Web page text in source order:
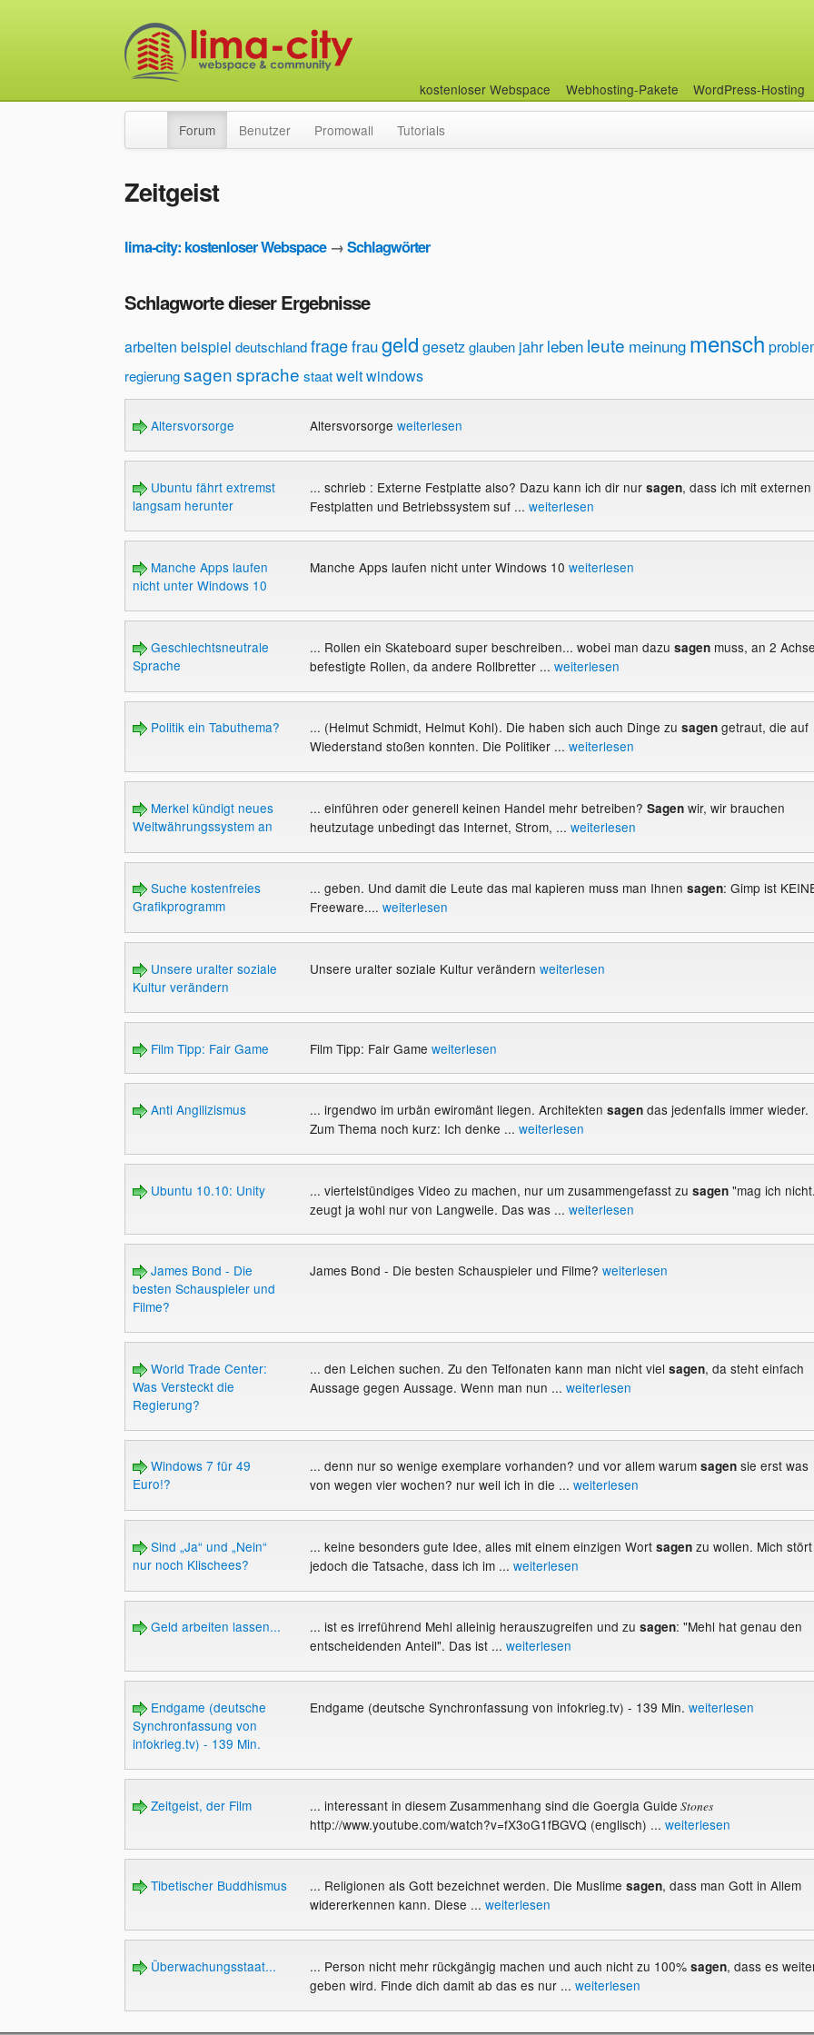
kostenloser Webspace Webhosting-Pakete WordPress-Hosting
Forum Benutzer Promowall Tutorials
Zeitgeist
lima-city: kostenloser Webspace→Schlagwörter
Schlagworte dieser Ergebnisse
arbeiten beispiel deutschlandfragefraugeld gesetzglauben jahr leben leute meinung mensch
regierungsagensprache staatweltwindows
Altersvorsorge Altersvorsorge weiterlesen
Ubuntu fährt extremst
langsam herunter
... schrieb : Externe Festplatte also? Dazu kann ich dir nursagen, dass ich mit externen
Festplatten und Betriebssystem suf ... weiterlesen
Manche Apps laufen
nicht unter Windows 10
Manche Apps laufen nicht unter Windows 10 weiterlesen
Geschlechtsneutrale
Sprache
... Rollen ein Skateboard super beschreiben... wobei man dazu sagenmuss, an 2
befestigte Rollen, da andere Rollbretter ... weiterlesen
Politik ein Tabuthema? ... (Helmut Schmidt, Helmut Kohl). Die haben sich auch Dinge zu sagengetraut, die auf
Wiederstand stoßen konnten. Die Politiker ... weiterlesen
Merkel kündigt neues
Weltwährungssystem an
... einführen oder generell keinen Handel mehr betreiben? Sagenwir, wir brauchen
heutzutage unbedingt das Internet, Strom, ... weiterlesen
Suche kostenfreies
Grafikprogramm
... geben. Und damit die Leute das mal kapieren muss man Ihnen sagen: Gimp ist
Freeware.... weiterlesen
Unsere uralter soziale
Kultur verändern
Unsere uralter soziale Kultur verändern weiterlesen
Film Tipp: Fair Game Film Tipp: Fair Game weiterlesen
Anti Angilizismus ... irgendwo im urbän ewiromänt liegen. Architekten sagendas jedenfalls immer wieder.
Zum Thema noch kurz: Ich denke ... weiterlesen
Ubuntu 10.10: Unity ... viertelstündiges Video zu machen, nur um zusammengefasst zu sagen"mag ich
zeugt ja wohl nur von Langweile. Das was ... weiterlesen
James Bond - Die
besten Schauspieler und
Filme?
James Bond - Die besten Schauspieler und Filme? weiterlesen
World Trade Center:
Was Versteckt die
Regierung?
... den Leichen suchen. Zu den Telfonaten kann man nicht viel sagen, da steht einfach
Aussage gegen Aussage. Wenn man nun ... weiterlesen
Windows 7 für 49
Euro!?
... denn nur so wenige exemplare vorhanden? und vor allem warumsagensie erst was
von wegen vier wochen? nur weil ich in die ... weiterlesen
Sind „Ja“ und „Nein“
nur noch Klischees?
... keine besonders gute Idee, alles mit einem einzigen Wortsagenzu wollen. Mich stört
jedoch die Tatsache, dass ich im ... weiterlesen
Geld arbeiten lassen... ... ist es irreführend Mehl alleinig herauszugreifen und zu sagen: "Mehl hat genau den
entscheidenden Anteil". Das ist ... weiterlesen
Endgame (deutsche
Synchronfassung von
infokrieg.tv) - 139 Min.
Endgame (deutsche Synchronfassung von infokrieg.tv) - 139 Min. weiterlesen
Zeitgeist, der Film ... interessant in diesem Zusammenhang sind die Goergia Guide Stones
http://www.youtube.com/watch?v=fX3oG1fBGVQ (englisch) ... weiterlesen
Tibetischer Buddhismus ... Religionen als Gott bezeichnet werden. Die Muslime sagen, dass man Gott in Allem
widererkennen kann. Diese ... weiterlesen
Überwachungsstaat... ... Person nicht mehr rückgängig machen und auch nicht zu 100%sagen, dass es
geben wird. Finde dich damit ab das es nur ... weiterlesen